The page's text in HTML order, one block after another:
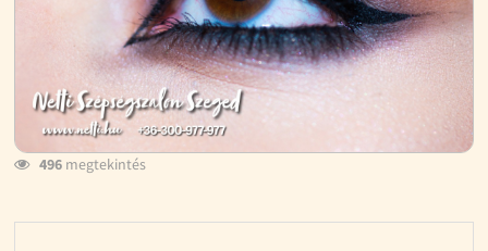
496megtekintés